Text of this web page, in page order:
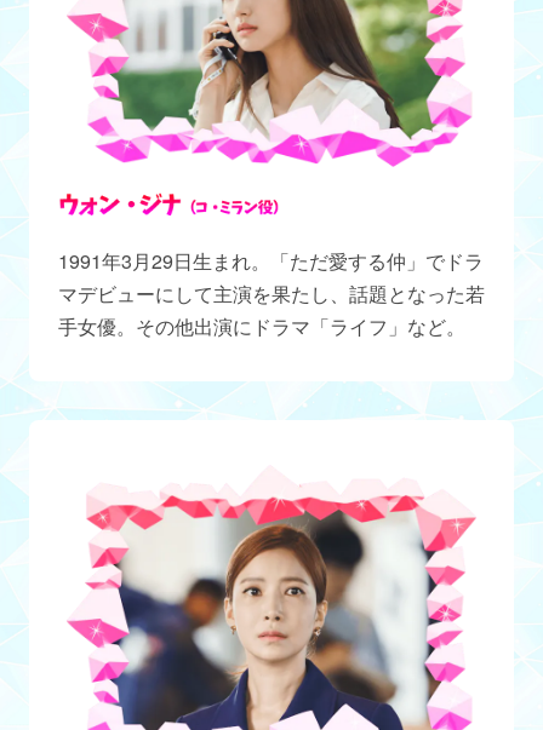
1991年3月29日生まれ。「ただ愛する仲」でドラ
マデビューにして主演を果たし、話題となった若
手女優。その他出演にドラマ「ライフ」など。